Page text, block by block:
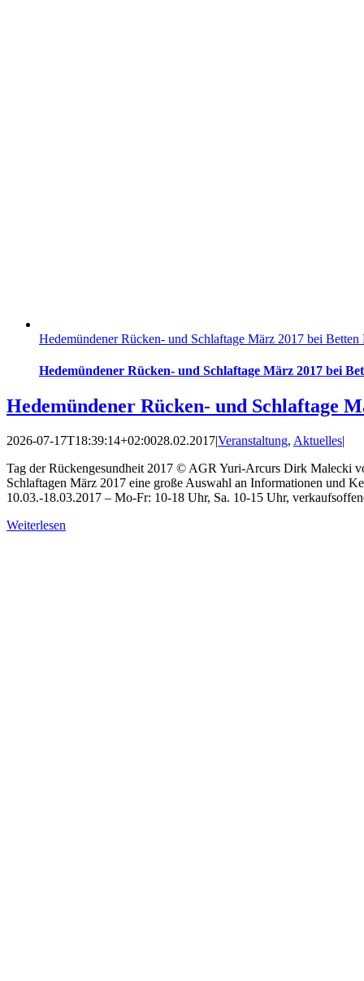
Hedemündener Rücken- und Schlaftage März 2017 bei Betten
Hedemündener Rücken- und Schlaftage März 2017 bei
Hedemündener Rücken- und Schlaftage
2026-07-17T18:39:14+02:0028.02.2017|Veranstaltung, Aktuelles|
Tag der Rückengesundheit 2017 © AGR Yuri-Arcurs Dirk Malecki
Schlaftagen März 2017 eine große Auswahl an Informationen und
10.03.-18.03.2017 – Mo-Fr: 10-18 Uhr, Sa. 10-15 Uhr,
Weiterlesen